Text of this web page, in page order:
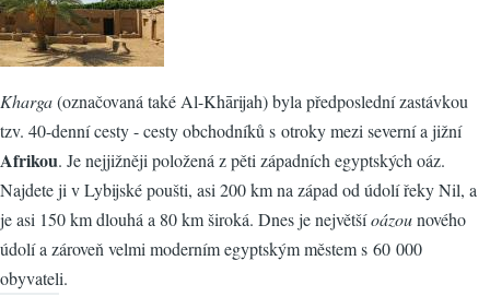
Kharga(označovaná také Al-Khārijah) byla předposlední zastávkou
tzv. 40-denní cesty - cesty obchodníků s otroky mezi severní a jižní
Afrikou. Je nejjižněji položená z pěti západních egyptských oáz.
Najdete ji v Lybijské poušti, asi 200 km na západ od údolí řeky Nil, a
je asi 150 km dlouhá a 80 km široká. Dnes je největšíoázounového
údolí a zároveň velmi moderním egyptským městem s 60 000
obyvateli.